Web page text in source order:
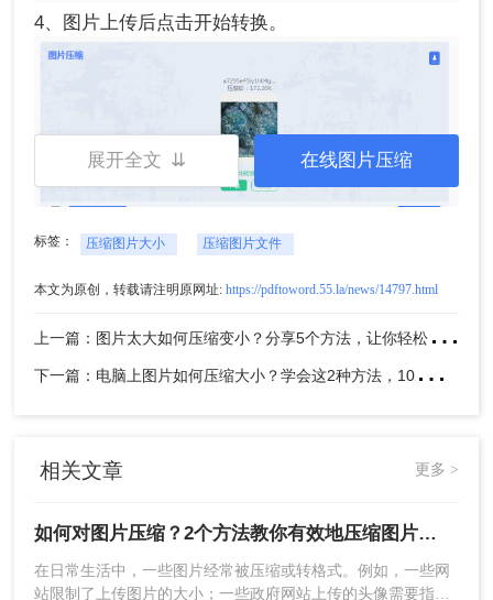
4、图片上传后点击开始转换。
方法二、客户端批量图片压缩：
很方便了，在本文上方点击下载即可。
展开全文 ⇊ 在线图片压缩
标签： 压缩图片大小 压缩图片文件
本文为原创，转载请注明原网址: https://pdftoword.55.la/news/14797.html
上
一篇：图片太大如何压缩变小？分享5个方法，让你轻松调整图片大小
下
一篇：电脑上图片如何压缩大小？学会这2种方法，10倍压缩无损图片
相关文章 更多 >
如何对图片压缩？2个方法教你有效地压缩图片，简单又方便！建议收藏
在日常生活中，一些图片经常被压缩或转格式。例如，一些网
站限制了上传图片的大小；一些政府网站上传的头像需要指定